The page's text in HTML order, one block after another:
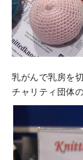
乳がんで乳房を
チャリティ団体